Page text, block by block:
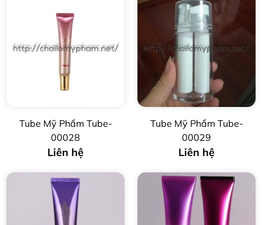
Tube Mỹ Phẩm Tube-
00028
Liên hệ
Tube Mỹ Phẩm Tube-
00029
Liên hệ